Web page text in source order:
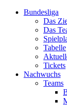
Bundesliga
Das
Das
Tabelle
Tickets
Nachwuchs
Teams